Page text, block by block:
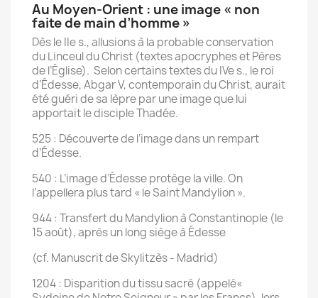
Au Moyen-Orient : une image « non
faite de main d’homme »
Dès le IIe s., allusions à la probable conservation
du Linceul du Christ (textes apocryphes et Pères
de l’Église). Selon certains textes du IVe s., le roi
d’Édesse, Abgar V, contemporain du Christ, aurait
été guéri de sa lèpre par une image que lui
apportait le disciple Thadée.
525 : Découverte de l’image dans un rempart
d’Édesse.
540 : L’image d’Édesse protège la ville. On
l’appellera plus tard « le Saint Mandylion ».
944 : Transfert du Mandylion à Constantinople (le
15 août), après un long siège à Édesse
(cf. Manuscrit de Skylitzès - Madrid)
1204 : Disparition du tissu sacré (appelé«